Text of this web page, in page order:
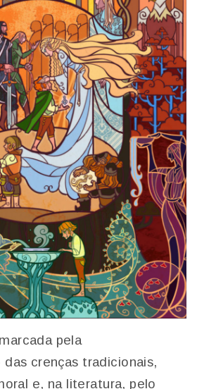
pela
crenças tradicionais,
e, na literatura, pelo